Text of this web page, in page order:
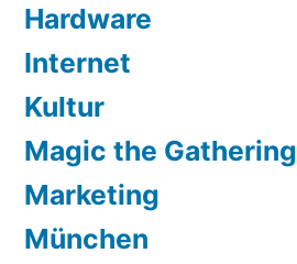
Hardware
Internet
Kultur
Magic the Gathering
Marketing
München